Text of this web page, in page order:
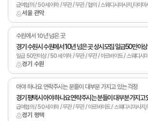
서울 관악
경기 수원
수원에서 10년 넘은 곳
경기 수원시 수원에서 10년 넘은 곳 상시모집 일급50만이상
경기 평택
아야 하나요 연락주시는 분들이 대부분 가지고 있는 걱정